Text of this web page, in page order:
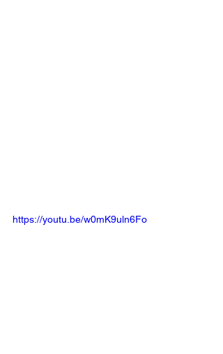
https://youtu.be/w0mK9uln6Fo